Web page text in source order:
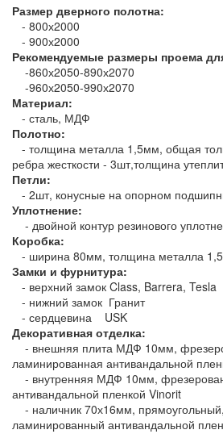
Размер дверного полотна:
- 800х2000
- 900х2000
Рекомендуемые размеры проема
-860х2050-890х2070
-960х2050-990х2070
Материал:
- сталь, МДФ
Полотно:
- толщина металла 1,5мм, общая
ребра жесткости - 3шт,толщина
Петли:
- 2шт, конусные на опорном
Уплотнение:
- двойной контур резинового
Коробка:
- ширина 80мм, толщина металла
Замки и фурнитура:
- верхний замок Class, Barrera, Tesla
- нижний замок Гранит
- сердцевина USK
Декоративная отделка:
- внешняя плита МДФ 10мм,
ламинированная антивандальной
- внутренняя МДФ 10мм,
антивандальной пленкой Vinorit
- наличник 70х16мм,
ламинированный антивандальной